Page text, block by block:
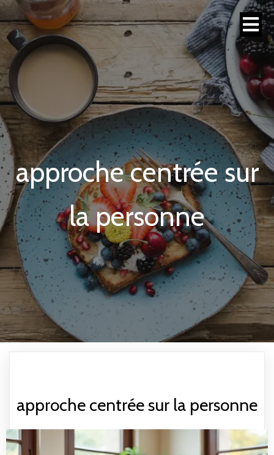
approche centrée sur
la personne
approche centrée sur la personne